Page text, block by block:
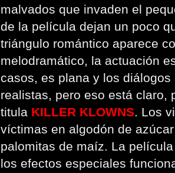
malvados que invaden el
de la película dejan un poco
triángulo romántico aparece
melodramático, la actuación
casos, es plana y los
realistas, pero eso está claro,
titula KILLER KLOWNS. Los
víctimas en algodón de
palomitas de maíz. La
los efectos especiales